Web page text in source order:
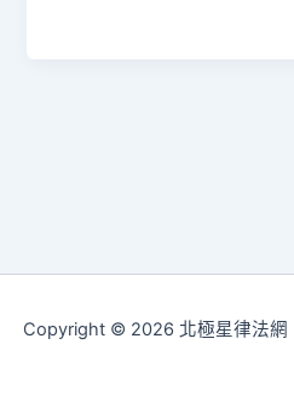
Copyright © 2026 北極星律法網 |